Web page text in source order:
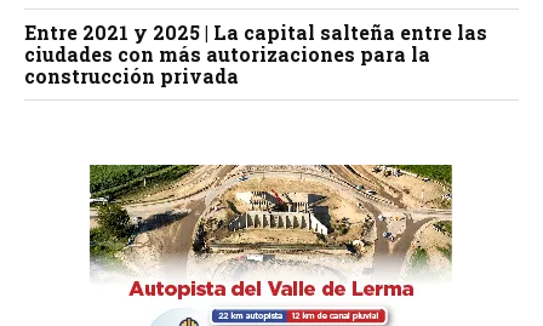
Entre 2021 y 2025 | La capital salteña entre las
ciudades con más autorizaciones para la
construcción privada